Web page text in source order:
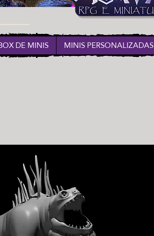
DE MINIS MINIS PERSONALIZADAS